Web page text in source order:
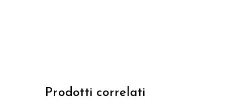
Prodotti correlati